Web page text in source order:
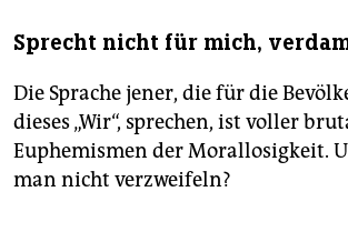
Sprecht nicht für mich,
Die Sprache jener, die für die
dieses „Wir“, sprechen, ist voller
Euphemismen der Morallosigkeit.
man nicht verzweifeln?